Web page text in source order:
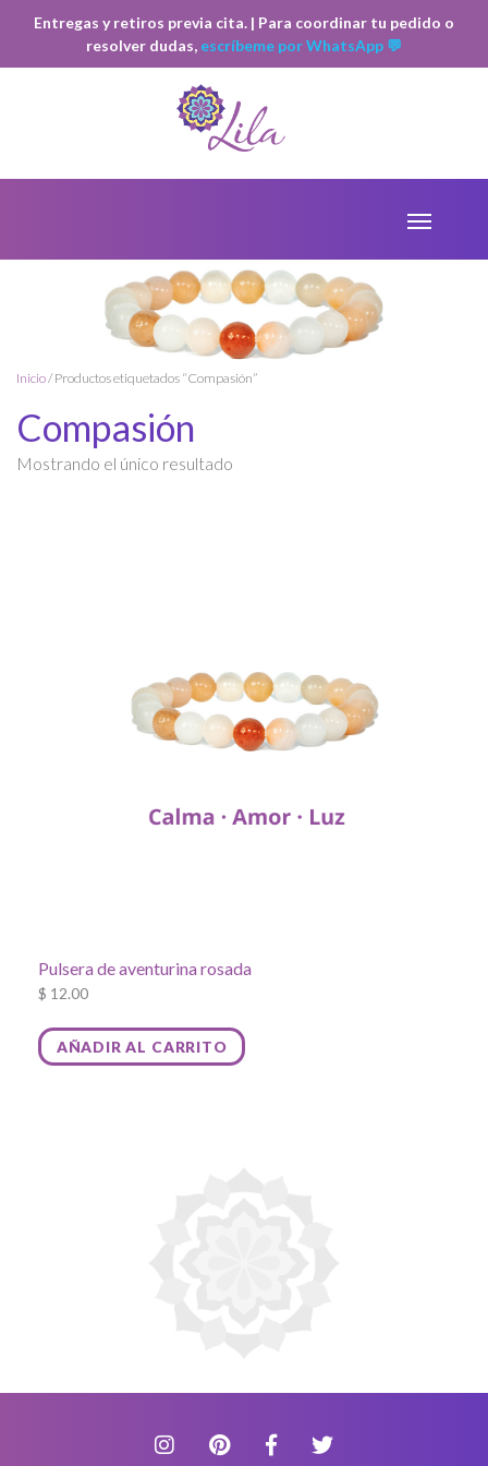
Entregas y retiros previa cita. | Para coordinar tu pedido o
resolver dudas, escríbeme por WhatsApp 💬
Inicio/ Productos etiquetados “Compasión”
Compasión
Mostrando el único resultado
Pulsera de aventurina rosada
$ 12.00
AÑADIR AL CARRITO